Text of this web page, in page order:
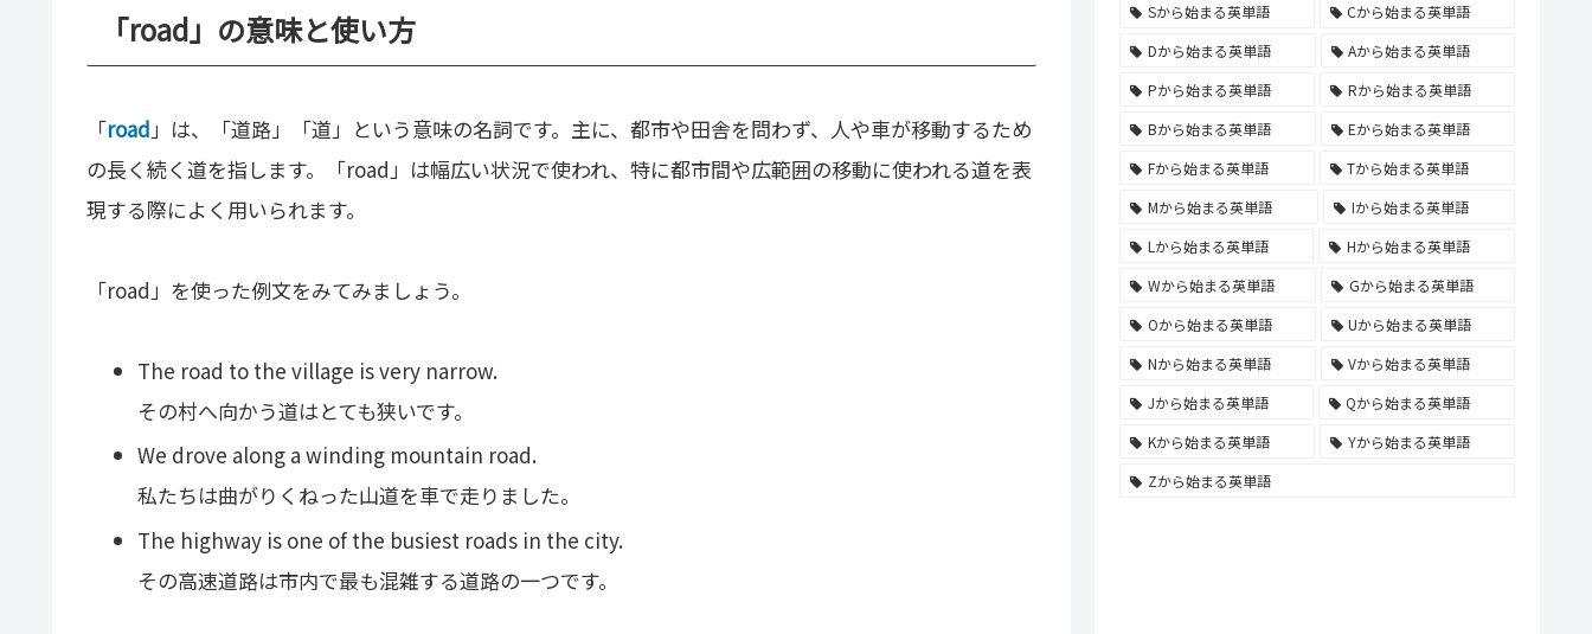
「road」の意味と使い方
「road 」は、「道路」「道」という意味の名詞です。主に、都市や田舎を問わず、人や車が移動するため
の長く続く道を指します。「road」は幅広い状況で使われ、特に都市間や広範囲の移動に使われる道を表
現する際によく用いられます。
「road」を使った例文をみてみましょう。
The road to the village is very narrow.
その村へ向かう道はとても狭いです。
We drove along a winding mountain road.
私たちは曲がりくねった山道を車で走りました。
The highway is one of the busiest roads in the city.
その高速道路は市内で最も混雑する道路の一つです。
Sから始まる英単語
Cから始まる英単語
Dから始まる英単語
Aから始まる英単語
Pから始まる英単語
Rから始まる英単語
Bから始まる英単語
Eから始まる英単語
Fから始まる英単語
Tから始まる英単語
Mから始まる英単語
Iから始まる英単語
Lから始まる英単語
Hから始まる英単語
Wから始まる英単語
Gから始まる英単語
Oから始まる英単語
Uから始まる英単語
Nから始まる英単語
Vから始まる英単語
Jから始まる英単語
Qから始まる英単語
Kから始まる英単語
Yから始まる英単語
Zから始まる英単語